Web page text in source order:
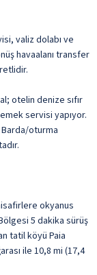
valiz dolabı ve
havaalanı transfer
otelin denize sıfır
servisi yapıyor.
oturma
okyanus
5 dakika sürüş
tatil köyü Paia
ile 10,8 mi (17,4